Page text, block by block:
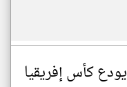
كأس إفريقيا